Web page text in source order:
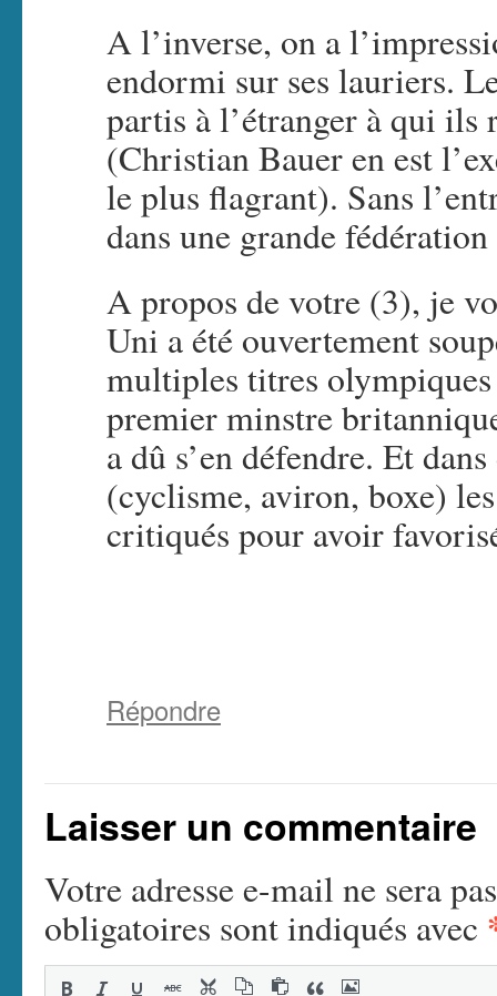
A l’inverse, on a
endormi sur ses lauriers.
partis à l’étranger à qui ils
(Christian Bauer en est
le plus flagrant). Sans
dans une grande
A propos de votre (3), je
Uni a été ouvertement
multiples titres
premier minstre
a dû s’en défendre. Et
(cyclisme, aviron, boxe)
critiqués pour avoir
Répondre
Laisser un commentaire
Votre adresse e-mail ne sera
obligatoires sont indiqués avec